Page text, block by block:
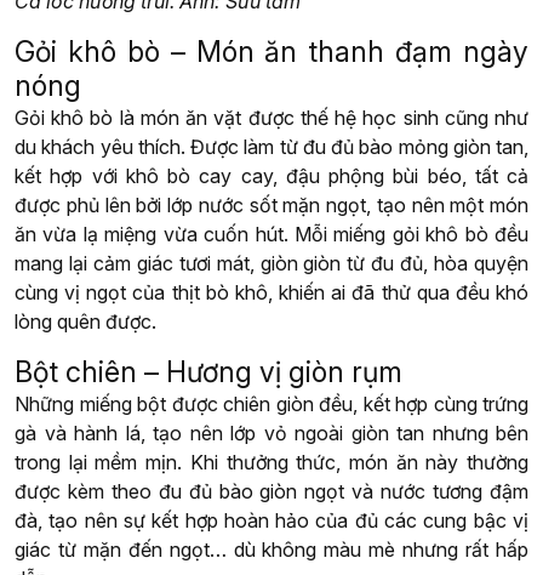
Gỏi khô bò – Món ăn thanh đạm ngày
nóng
Gỏi khô bò là món ăn vặt được thế hệ học sinh cũng như
du khách yêu thích. Được làm từ đu đủ bào mỏng giòn tan,
kết hợp với khô bò cay cay, đậu phộng bùi béo, tất cả
được phủ lên bởi lớp nước sốt mặn ngọt, tạo nên một món
ăn vừa lạ miệng vừa cuốn hút. Mỗi miếng gỏi khô bò đều
mang lại cảm giác tươi mát, giòn giòn từ đu đủ, hòa quyện
cùng vị ngọt của thịt bò khô, khiến ai đã thử qua đều khó
lòng quên được.
Bột chiên – Hương vị giòn rụm
Những miếng bột được chiên giòn đều, kết hợp cùng trứng
gà và hành lá, tạo nên lớp vỏ ngoài giòn tan nhưng bên
trong lại mềm mịn. Khi thưởng thức, món ăn này thường
được kèm theo đu đủ bào giòn ngọt và nước tương đậm
đà, tạo nên sự kết hợp hoàn hảo của đủ các cung bậc vị
giác từ mặn đến ngọt… dù không màu mè nhưng rất hấp